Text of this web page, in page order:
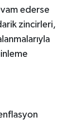
ederse
zincirleri,